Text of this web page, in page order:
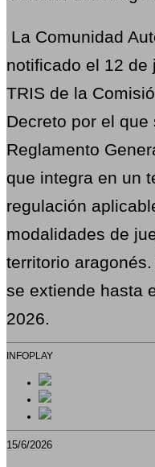
La Comunidad
notificado el 12 de
TRIS de la
Decreto por el que
Reglamento
que integra en un
regulación
modalidades de
territorio
se extiende hasta
2026.
INFOPLAY
15/6/2026